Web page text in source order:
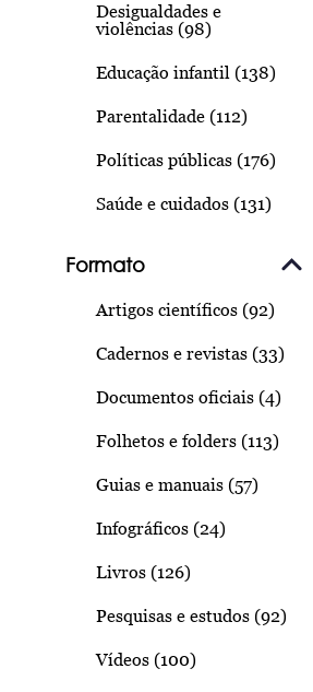
Desigualdades e
violências (98)
Educação infantil (138)
Parentalidade (112)
Políticas públicas (176)
Saúde e cuidados (131)
Formato
Artigos científicos (92)
Cadernos e revistas (33)
Documentos oficiais (4)
Folhetos e folders (113)
Guias e manuais (57)
Infográficos (24)
Livros (126)
Pesquisas e estudos (92)
Vídeos (100)